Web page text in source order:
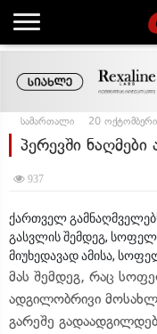
სამართალი 20
პერევში
937
ქართველ
გასვლის შემდეგ, სოფელ
მიუხედავად ამისა,
მას შემდეგ, რაც
ადგილობრივი
გარეშე